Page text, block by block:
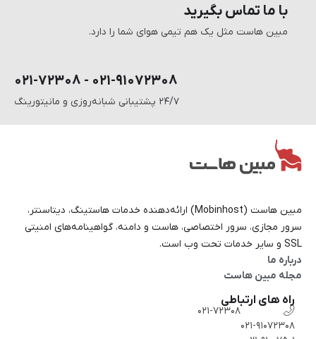
با ما تماس بگیرید
مبین هاست مثل یک هم تیمی هوای شما را دارد.
۰۲۱-۹۱۰۷۲۳۰۸ - ۰۲۱-۷۲۳۰۸
۲۴/۷ پشتیبانی شبانه‌روزی و مانیتورینگ
مبین هاست (Mobinhost) ارائه‌دهنده خدمات هاستینگ، دیتاسنتر،
سرور مجازی، سرور اختصاصی، هاست و دامنه، گواهینامه‌های امنیتی
SSL و سایر خدمات تحت وب است.
درباره ما
مجله مبین هاست
راه های ارتباطی
۰۲۱-۷۲۳۰۸
۰۲۱-۹۱۰۷۲۳۰۸